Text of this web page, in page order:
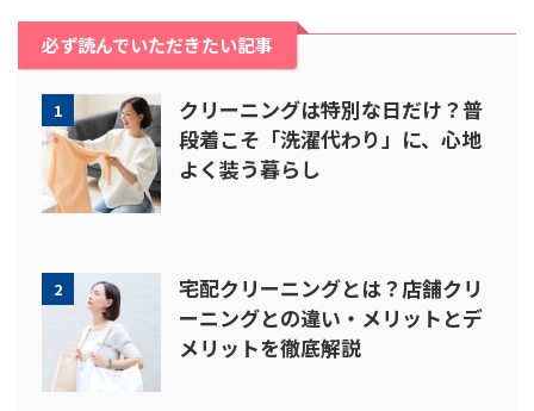
必ず読んでいただきたい記事
1
クリーニングは特別な日だけ？普
段着こそ「洗濯代わり」に、心地
よく装う暮らし
2
宅配クリーニングとは？店舗クリ
ーニングとの違い・メリットとデ
メリットを徹底解説